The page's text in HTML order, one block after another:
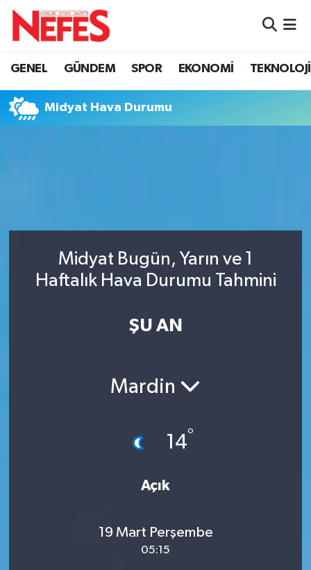
GENEL GÜNDEM SPOR EKONOMİ TEKNOLOJİ
Midyat Hava Durumu
Midyat Bugün, Yarın ve 1
Haftalık Hava Durumu Tahmini
ŞU AN
Mardin
14°
Açık
19 Mart Perşembe
05:15
Hava Durumu
Namaz Vakitleri
Tüm Manşetler
Son Dakika Haberleri